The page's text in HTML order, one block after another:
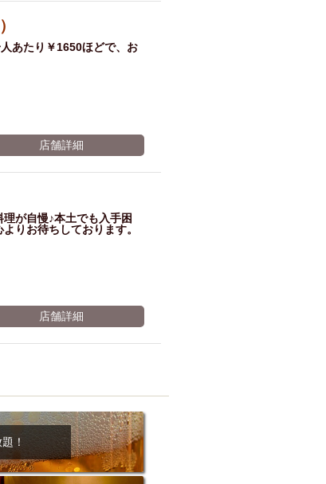
時間無制飲み放題
アン
古島駅周辺
焼き
ふぐ料理
ュー
おでん
特集
造形集団
あたり￥1650ほどで、お
店舗詳細
が自慢♪本土でも入手困
りお待ちしております。
店舗詳細
！